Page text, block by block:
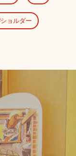
ショルダー